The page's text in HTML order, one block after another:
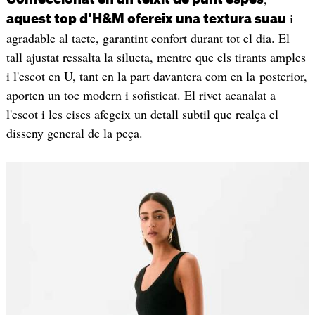
aquest top d'H&M ofereix una textura suau i
agradable al tacte, garantint confort durant tot el dia. El
tall ajustat ressalta la silueta, mentre que els tirants amples
i l'escot en U, tant en la part davantera com en la posterior,
aporten un toc modern i sofisticat. El rivet acanalat a
l'escot i les cises afegeix un detall subtil que realça el
disseny general de la peça.